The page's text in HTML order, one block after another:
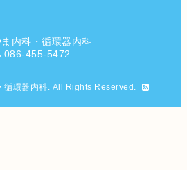
内科・循環器内科
086-455-5472
循環器内科. All Rights Reserved.